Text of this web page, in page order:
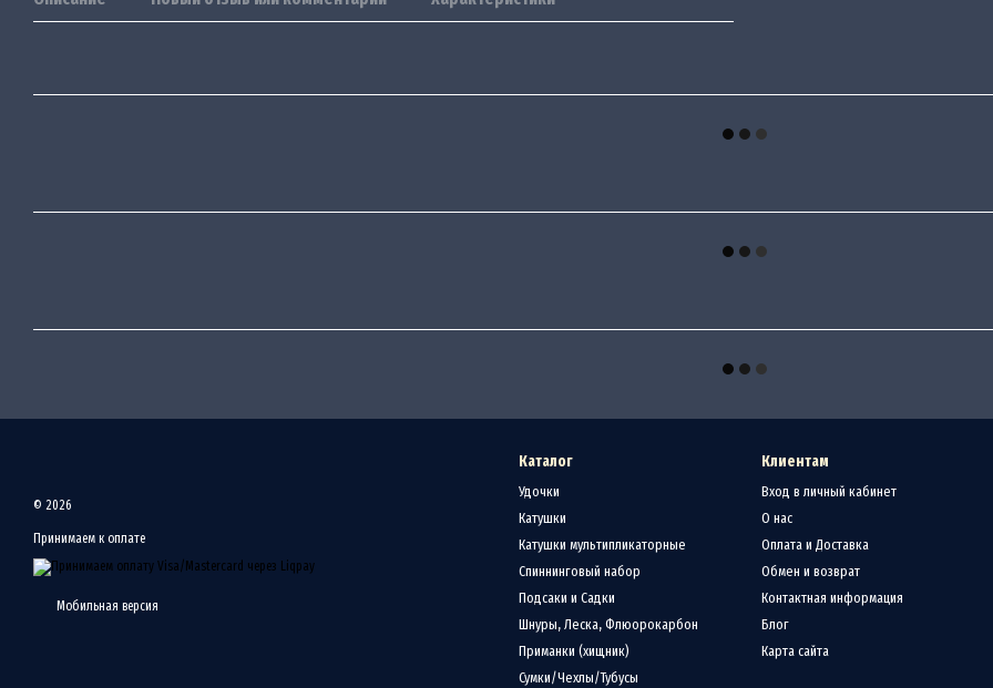
© 2026
Принимаем к оплате
Мобильная версия
Каталог
Удочки
Катушки
Катушки мультипликаторные
Спиннинговый набор
Подсаки и Садки
Шнуры, Леска, Флюорокарбон
Приманки (хищник)
Сумки/Чехлы/Тубусы
Клиентам
Вход в личный кабинет
О нас
Оплата и Доставка
Обмен и возврат
Контактная информация
Блог
Карта сайта